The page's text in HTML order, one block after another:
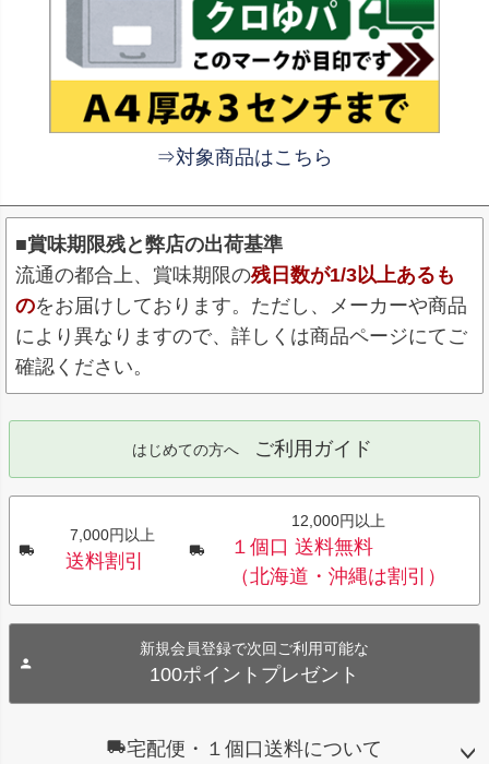
⇒対象商品はこちら
■賞味期限残と弊店の出荷基準
流通の都合上、賞味期限の残日数が1/3以上あるも
のをお届けしております。ただし、メーカーや商品
により異なりますので、詳しくは商品ページにてご
確認ください。
はじめての方へ ご利用ガイド
7,000円以上
送料割引
12,000円以上
１個口 送料無料
（北海道・沖縄は割引）
新規会員登録で次回ご利用可能な
100ポイントプレゼント
宅配便・１個口送料について